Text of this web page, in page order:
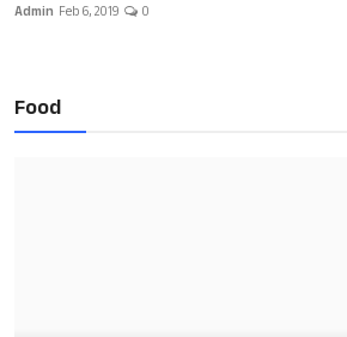
Admin Feb 6, 2019 0
Food